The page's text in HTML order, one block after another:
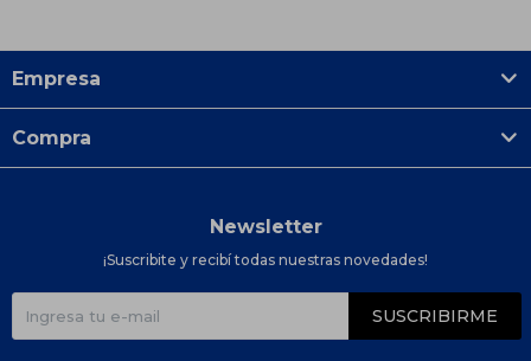
Empresa
Compra
Newsletter
¡Suscribite y recibí todas nuestras novedades!
SUSCRIBIRME